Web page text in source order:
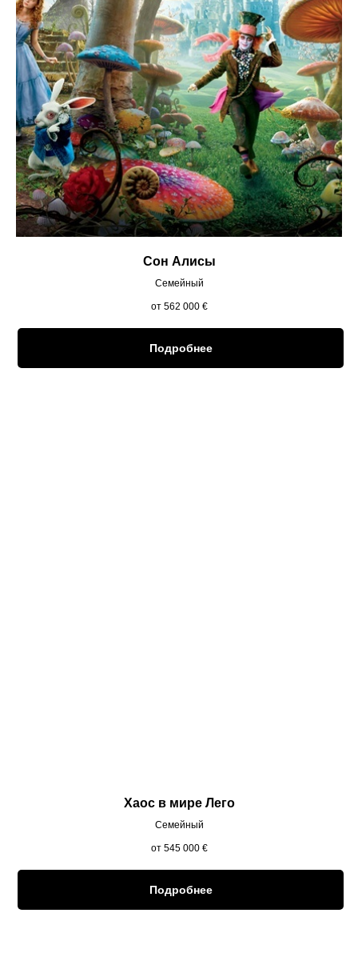
Сон Алисы
Семейный
от 562 000 €
Подробнее
Хаос в мире Лего
Семейный
от 545 000 €
Подробнее